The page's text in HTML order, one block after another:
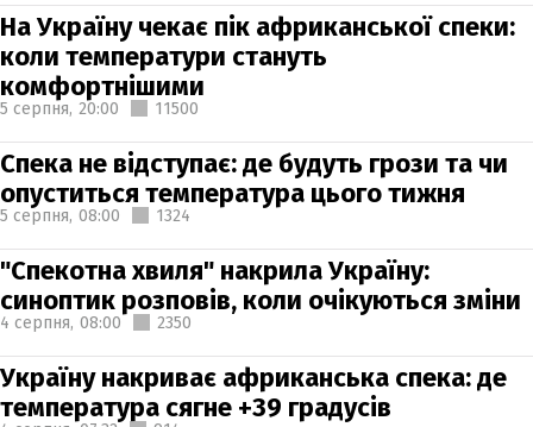
На Україну чекає пік африканської спеки:
коли температури стануть
комфортнішими
5 серпня, 20:00 11500
Спека не відступає: де будуть грози та чи
опуститься температура цього тижня
5 серпня, 08:00 1324
"Спекотна хвиля" накрила Україну:
синоптик розповів, коли очікуються зміни
4 серпня, 08:00 2350
Україну накриває африканська спека: де
температура сягне +39 градусів